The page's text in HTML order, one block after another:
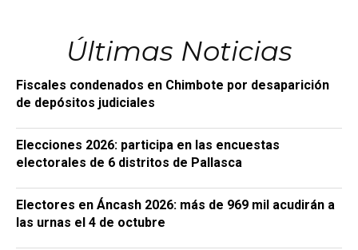
Últimas Noticias
Fiscales condenados en Chimbote por desaparición
de depósitos judiciales
Elecciones 2026: participa en las encuestas
electorales de 6 distritos de Pallasca
Electores en Áncash 2026: más de 969 mil acudirán a
las urnas el 4 de octubre